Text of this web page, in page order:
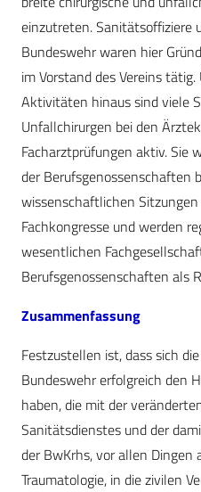
einzutreten. Sanitätsoffiziere
Bundeswehr waren hier
im Vorstand des Vereins
Aktivitäten hinaus sind viele
Unfallchirurgen bei den
Facharztprüfungen aktiv. Sie
der Berufsgenossenschaften
wissenschaftlichen
Fachkongresse und werden
wesentlichen
Berufsgenossenschaften als
Zusammenfassung
Festzustellen ist, dass sich
Bundeswehr erfolgreich den
haben, die mit der
Sanitätsdienstes und der
der BwKrhs, vor allen Dingen
Traumatologie, in die zivilen